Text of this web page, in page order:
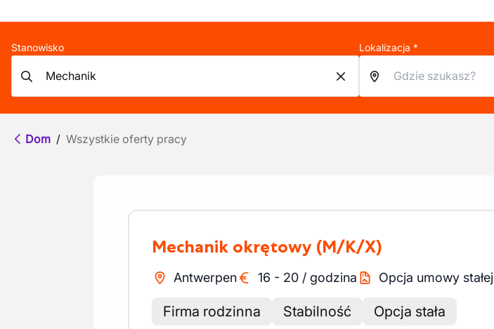
Stanowisko Lokalizacja *
Dom / Wszystkie oferty pracy
Mechanik okrętowy (M/K/X)
Antwerpen 16 - 20 / godzina Opcja umowy stałej
Firma rodzinna Stabilność Opcja stała